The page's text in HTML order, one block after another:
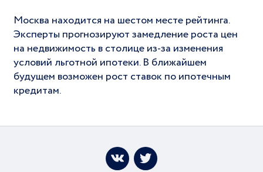
Москва находится на шестом месте рейтинга.
Эксперты прогнозируют замедление роста цен
на недвижимость в столице из-за изменения
условий льготной ипотеки. В ближайшем
будущем возможен рост ставок по ипотечным
кредитам.